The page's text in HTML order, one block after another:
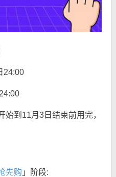
24:00
始到11月3日结束前用完，
先购 」阶段: